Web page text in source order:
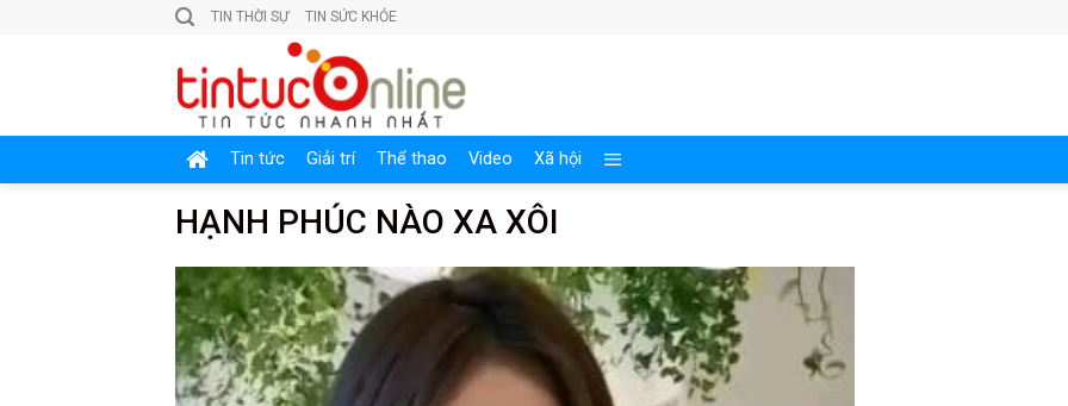
TIN THỜI SỰ TIN SỨC KHỎE
Tin tức Giải trí Thể thao Video Xã hội
HẠNH PHÚC NÀO XA XÔI